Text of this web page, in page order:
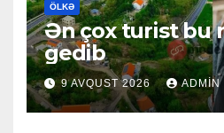
ÖLKƏ
Ən çox turist bu
gedib
9 AVQUST 2026 ADMIN